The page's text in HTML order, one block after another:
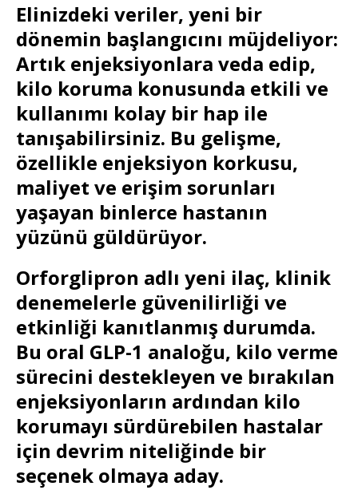
Elinizdeki veriler, yeni bir
dönemin başlangıcını müjdeliyor:
Artık enjeksiyonlara veda edip,
kilo koruma konusunda etkili ve
kullanımı kolay bir hap ile
tanışabilirsiniz. Bu gelişme,
özellikle enjeksiyon korkusu,
maliyet ve erişim sorunları
yaşayan binlerce hastanın
yüzünü güldürüyor.
Orforglipron adlı yeni ilaç, klinik
denemelerle güvenilirliği ve
etkinliği kanıtlanmış durumda.
Bu oral GLP-1 analoğu, kilo verme
sürecini destekleyen ve bırakılan
enjeksiyonların ardından kilo
korumayı sürdürebilen hastalar
için devrim niteliğinde bir
seçenek olmaya aday.